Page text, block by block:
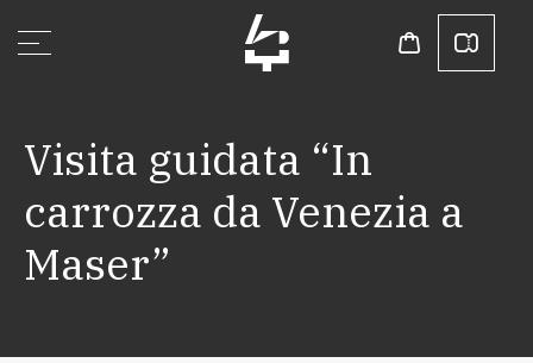
Visita guidata “In
carrozza da Venezia a
Maser”